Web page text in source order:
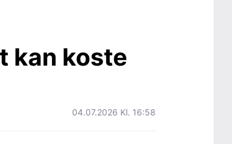
kan koste
04.07.2026 Kl. 16:58